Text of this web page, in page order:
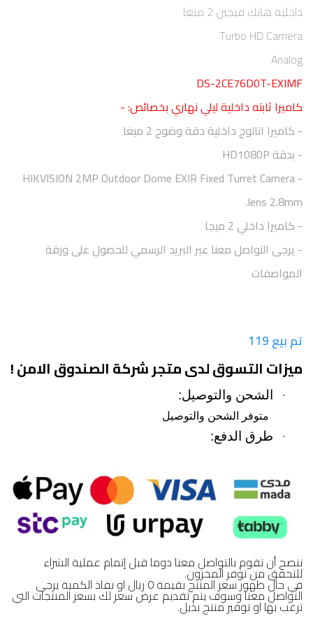
داخلية هايك فيجين 2 ميغا
Turbo HD Camera
Analog
DS-2CE76D0T-EXIMF
كاميرا ثابته داخلية ليلي نهاريبخصائص: -
- كاميرا انالوج داخلية دقة وضوح 2 ميغا
- بدقة HD1080P
HIKVISION 2MP Outdoor Dome EXIR Fixed Turret Camera -
lens 2.8mm.
- كاميرا داخلي 2 ميجا
- يرجى التواصل معنا عبر البريد الرسمي للحصول على ورقة
المواصفات
تم بيع 119
ميزات التسوق لدى متجر شركة الصندوق الامن !
· الشحن والتوصيل:
متوفر الشحن والتوصيل
· طرق الدفع:
ننصح أن تقوم بالتواصل معنا دوما قبل إتمام عملية الشراء
للتحقق من توفر المخزون.
في حال ظهور سعر المنتج بقيمة 0 ريال او نفاذ الكمية يرجى
التواصل معنا وسوف يتم تقديم عرض سعر لك بسعر المنتجات التي
ترغب بها او توفير منتج بديل.